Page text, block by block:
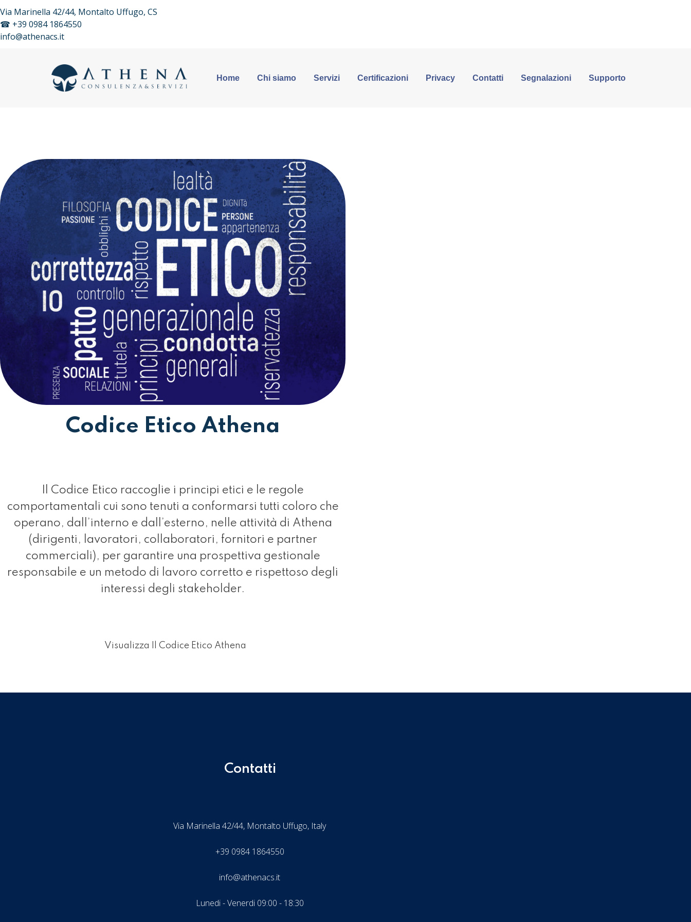
Via Marinella 42/44, Montalto Uffugo, CS
☎ +39 0984 1864550
info@athenacs.it
Home Chi siamo Servizi Certificazioni Privacy Contatti Segnalazioni Supporto
Codice Etico Athena
Il Codice Etico raccoglie i principi etici e le regole
comportamentali cui sono tenuti a conformarsi tutti coloro che
operano, dall’interno e dall’esterno, nelle attività di Athena
(dirigenti, lavoratori, collaboratori, fornitori e partner
commerciali), per garantire una prospettiva gestionale
responsabile e un metodo di lavoro corretto e rispettoso degli
interessi degli stakeholder.
Visualizza Il Codice Etico Athena
Contatti
Via Marinella 42/44, Montalto Uffugo, Italy
+39 0984 1864550
info@athenacs.it
Lunedi - Venerdi 09:00 - 18:30